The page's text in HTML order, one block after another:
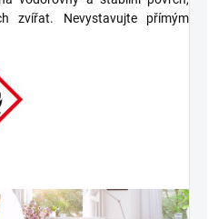
zvířat. Nevystavujte přímým